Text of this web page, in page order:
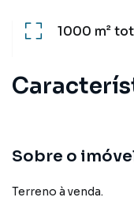
1000 m²
Sobre o
Terreno à venda.